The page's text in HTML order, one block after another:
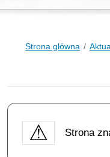
Strona główna
Strona